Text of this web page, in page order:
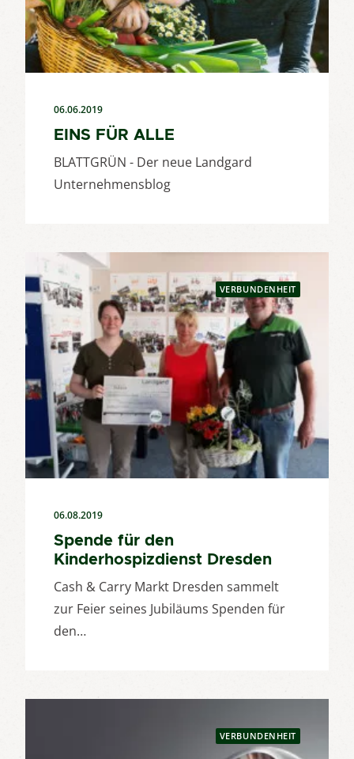
06.06.2019
EINS FÜR ALLE
BLATTGRÜN - Der neue Landgard
Unternehmensblog
VERBUNDENHEIT
06.08.2019
Spende für den
Kinderhospizdienst Dresden
Cash & Carry Markt Dresden sammelt
zur Feier seines Jubiläums Spenden für
den…
VERBUNDENHEIT